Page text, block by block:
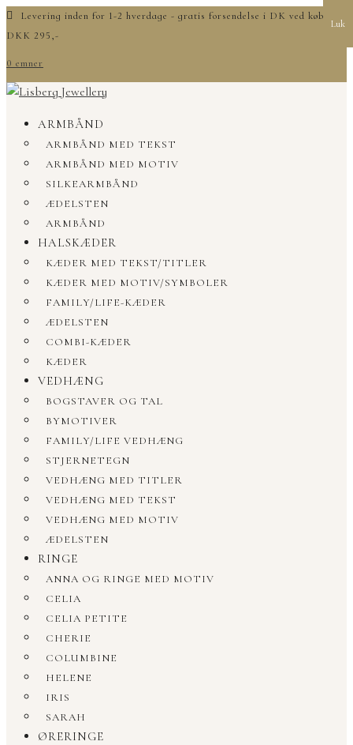
Levering inden for 1-2 hverdage - gratis forsendelse i DK ved køb over
DKK 295,-
0 emner
ARMBÅND
ARMBÅND MED TEKST
ARMBÅND MED MOTIV
SILKEARMBÅND
ÆDELSTEN
ARMBÅND
HALSKÆDER
KÆDER MED TEKST/TITLER
KÆDER MED MOTIV/SYMBOLER
FAMILY/LIFE-KÆDER
ÆDELSTEN
COMBI-KÆDER
KÆDER
VEDHÆNG
BOGSTAVER OG TAL
BYMOTIVER
FAMILY/LIFE VEDHÆNG
STJERNETEGN
VEDHÆNG MED TITLER
VEDHÆNG MED TEKST
VEDHÆNG MED MOTIV
ÆDELSTEN
RINGE
ANNA OG RINGE MED MOTIV
CELIA
CELIA PETITE
CHERIE
COLUMBINE
HELENE
IRIS
SARAH
ØRERINGE
Luk